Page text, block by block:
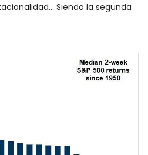
Siendo la segunda